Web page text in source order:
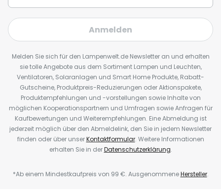
Anmelden
Melden Sie sich für den Lampenwelt.de Newsletter an und erhalten
sie tolle Angebote aus dem Sortiment Lampen und Leuchten,
Ventilatoren, Solaranlagen und Smart Home Produkte, Rabatt-
Gutscheine, Produktpreis-Reduzierungen oder Aktionspakete,
Produktempfehlungen und -vorstellungen sowie Inhalte von
möglichen Kooperationspartnern und Umfragen sowie Anfragen für
Kaufbewertungen und Weiterempfehlungen. Eine Abmeldung ist
jederzeit möglich über den Abmeldelink, den Sie in jedem Newsletter
finden oder über unserKontaktformular. Weitere Informationen
erhalten Sie in derDatenschutzerklärung.
*Ab einem Mindestkaufpreis von 99 €. AusgenommeneHersteller.